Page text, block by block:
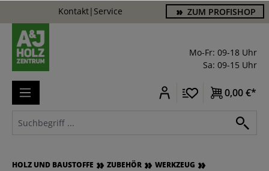
Kontakt| Service ZUM PROFISHOP
Mo-Fr: 09-18 Uhr
Sa: 09-15 Uhr
0,00 €*
HOLZ UND BAUSTOFFE ZUBEHÖR
WERKZEUG